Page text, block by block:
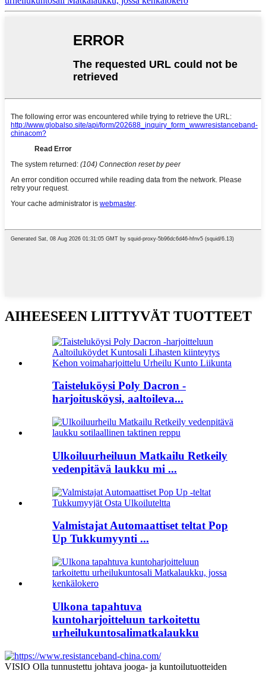
AIHEESEEN LIITTYVÄT TUOTTEET
Taisteluköysi Poly Dacron -
harjoitusköysi, aaltoileva...
Ulkoiluurheiluun Matkailu Retkeily
vedenpitävä laukku mi ...
Valmistajat Automaattiset teltat Pop
Up Tukkumyynti ...
Ulkona tapahtuva
kuntoharjoitteluun tarkoitettu
urheilukuntosalimatkalaukku
VISIO Olla tunnustettu johtava jooga- ja kuntoilutuotteiden